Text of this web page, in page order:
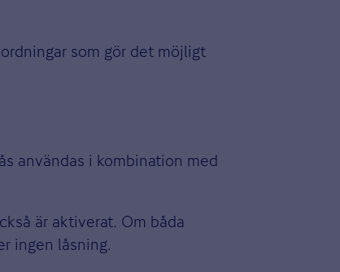
som gör det möjligt
användas i kombination med
är aktiverat. Om båda
ingen låsning.